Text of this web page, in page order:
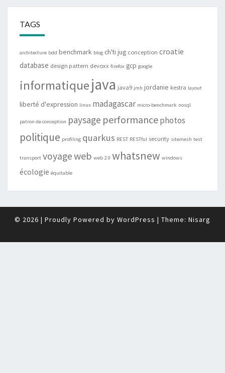
TAGS
architecture bdd benchmark blog ch'ti jug conception croatie
database design pattern devoxx firefox gcp google
informatiquejava java9 jmh jordanie kestra layout
liberté d'expression linux madagascar micro-benchmark nosql
patron de conception paysage performancephotos
politique profiling quarkus REST RESTful security sitemesh test
transport voyageweb web 2.0 whatsnew windows
écologie équitable
© 2026 | Proudly Powered by WordPress | Theme: Nisarg